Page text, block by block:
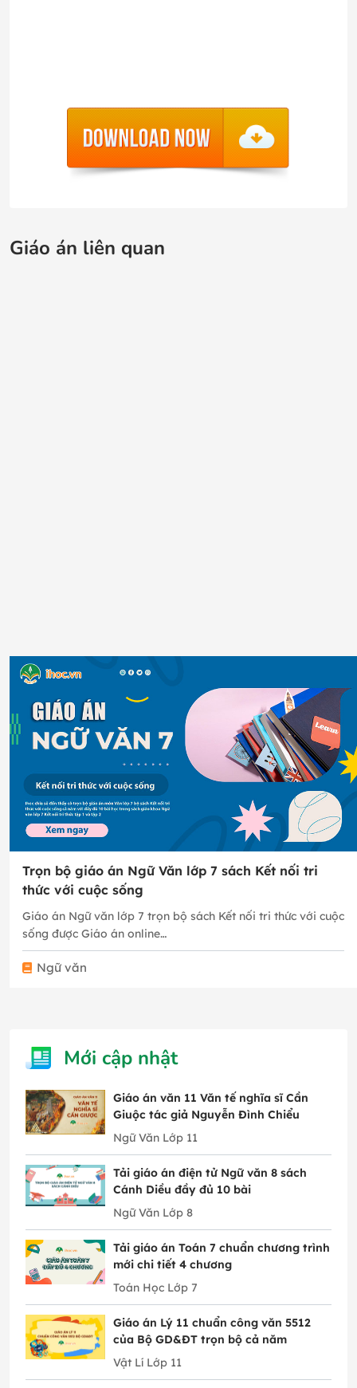
Giáo án liên quan
Trọn bộ giáo án Ngữ Văn lớp 7 sách Kết nối tri
thức với cuộc sống
Giáo án Ngữ văn lớp 7 trọn bộ sách Kết nối tri thức với cuộc
sống được Giáo án online…
Ngữ văn
Mới cập nhật
Giáo án văn 11 Văn tế nghĩa sĩ Cần
Giuộc tác giả Nguyễn Đình Chiểu
Ngữ Văn Lớp 11
Tải giáo án điện tử Ngữ văn 8 sách
Cánh Diều đầy đủ 10 bài
Ngữ Văn Lớp 8
Tải giáo án Toán 7 chuẩn chương trình
mới chi tiết 4 chương
Toán Học Lớp 7
Giáo án Lý 11 chuẩn công văn 5512
của Bộ GD&ĐT trọn bộ cả năm
Vật Lí Lớp 11